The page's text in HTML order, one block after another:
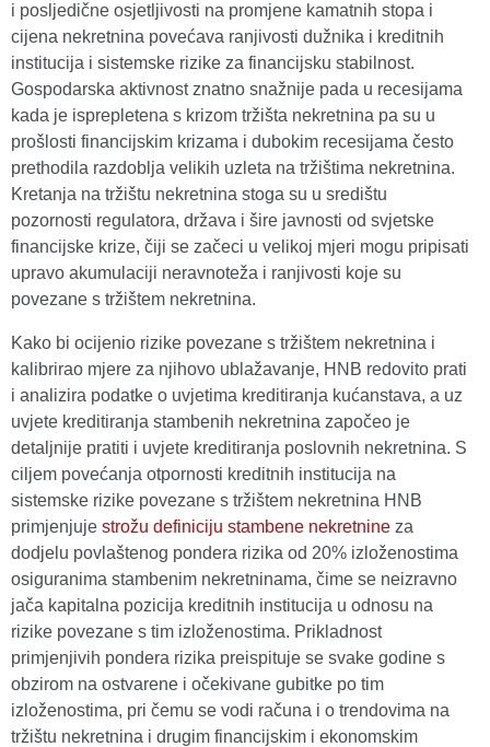
i posljedične osjetljivosti na promjene kamatnih stopa i
cijena nekretnina povećava ranjivosti dužnika i kreditnih
institucija i sistemske rizike za financijsku stabilnost.
Gospodarska aktivnost znatno snažnije pada u recesijama
kada je isprepletena s krizom tržišta nekretnina pa su u
prošlosti financijskim krizama i dubokim recesijama često
prethodila razdoblja velikih uzleta na tržištima nekretnina.
Kretanja na tržištu nekretnina stoga su u središtu
pozornosti regulatora, država i šire javnosti od svjetske
financijske krize, čiji se začeci u velikoj mjeri mogu pripisati
upravo akumulaciji neravnoteža i ranjivosti koje su
povezane s tržištem nekretnina.
Kako bi ocijenio rizike povezane s tržištem nekretnina i
kalibrirao mjere za njihovo ublažavanje, HNB redovito prati
i analizira podatke o uvjetima kreditiranja kućanstava, a uz
uvjete kreditiranja stambenih nekretnina započeo je
detaljnije pratiti i uvjete kreditiranja poslovnih nekretnina. S
ciljem povećanja otpornosti kreditnih institucija na
sistemske rizike povezane s tržištem nekretnina HNB
primjenjuje strožu definiciju stambene nekretnine za
dodjelu povlaštenog pondera rizika od 20% izloženostima
osiguranima stambenim nekretninama, čime se neizravno
jača kapitalna pozicija kreditnih institucija u odnosu na
rizike povezane s tim izloženostima. Prikladnost
primjenjivih pondera rizika preispituje se svake godine s
obzirom na ostvarene i očekivane gubitke po tim
izloženostima, pri čemu se vodi računa i o trendovima na
tržištu nekretnina i drugim financijskim i ekonomskim